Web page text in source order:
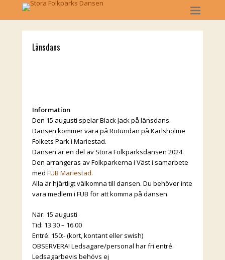
Länsdans
Information
Den 15 augusti spelar Black Jack på länsdans.
Dansen kommer vara på Rotundan på Karlsholme
Folkets Park i Mariestad.
Dansen är en del av Stora Folkparksdansen 2024.
Den arrangeras av Folkparkerna i Väst i samarbete
med FUB Mariestad.
Alla är hjärtligt välkomna till dansen. Du behöver inte
vara medlem i FUB för att komma på dansen.
När: 15 augusti
Tid: 13.30 – 16.00
Entré: 150:- (kort, kontant eller swish)
OBSERVERA! Ledsagare/personal har fri entré.
Ledsagarbevis behövs ej